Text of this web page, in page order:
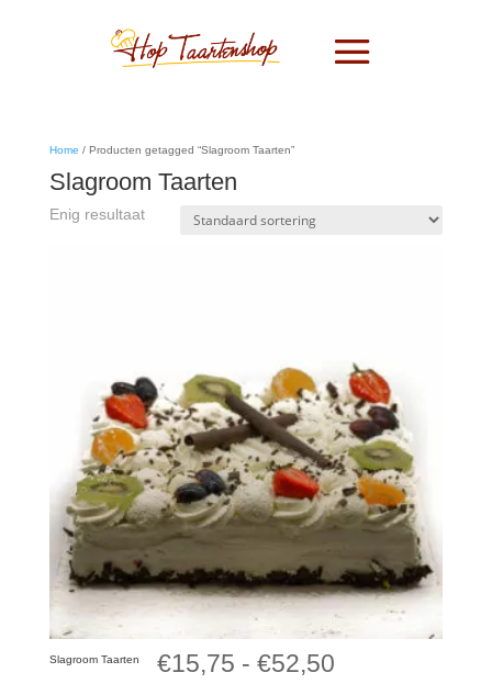
Home / Producten getagged “Slagroom Taarten”
Slagroom Taarten
Enig resultaat
Slagroom Taarten €15,75 - €52,50Prijsklasse: